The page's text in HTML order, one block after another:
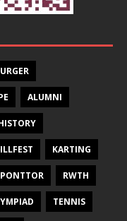
ALUMNI
KARTING
PONTTOR RWTH
TENNIS